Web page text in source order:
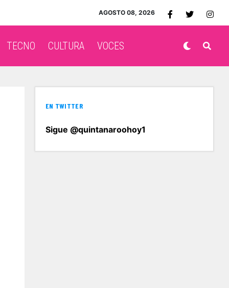
AGOSTO 08, 2026
TECNO CULTURA VOCES
EN TWITTER
Sigue @quintanaroohoy1